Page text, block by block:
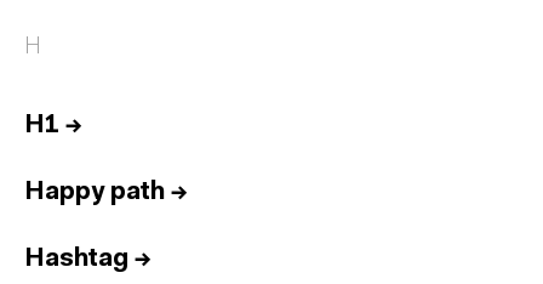
H
H1 →
Happy path →
Hashtag →